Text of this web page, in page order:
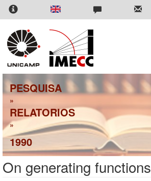
Pular
para
conteúdo
principal
PESQUISA
»
RELATORIOS
»
1990
On generating functions